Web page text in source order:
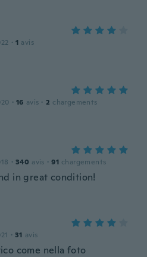
· 1 avis
· 16 avis · 2 chargements
· 340 avis · 91 chargements
in great condition!
· 31 avis
come nella foto